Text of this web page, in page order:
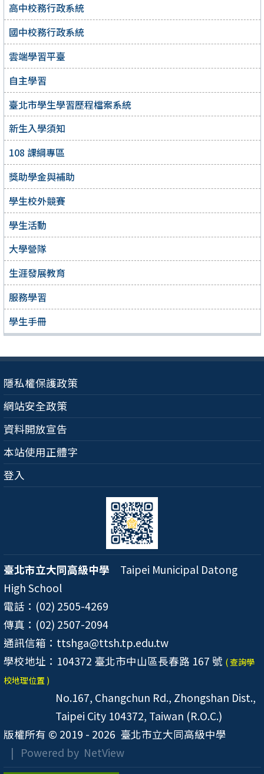
高中校務行政系統
國中校務行政系統
雲端學習平臺
自主學習
臺北市學生學習歷程檔案系統
新生入學須知
108 課綱專區
獎助學金與補助
學生校外競賽
學生活動
大學營隊
生涯發展教育
服務學習
學生手冊
隱私權保護政策
網站安全政策
資料開放宣告
本站使用正體字
登入
臺北市立大同高級中學 Taipei Municipal Datong
High School
電話：(02) 2505-4269
傳真：(02) 2507-2094
通訊信箱：ttshga@ttsh.tp.edu.tw
學校地址：104372 臺北市中山區長春路 167 號 ( 查詢學
校地理位置 )
No.167, Changchun Rd., Zhongshan Dist.,
Taipei City 104372, Taiwan (R.O.C.)
版權所有 © 2019 - 2026 臺北市立大同高級中學
| Powered by NetView